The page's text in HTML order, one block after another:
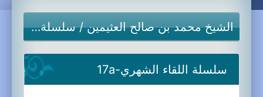
الشيخ محمد بن صالح العثيمين/سلسلة اللقاء الشهري
سلسلة اللقاء الشهري-17a